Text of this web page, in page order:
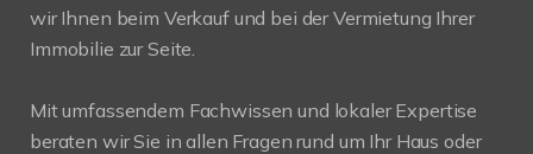
wir Ihnen beim Verkauf und bei der Vermietung Ihrer
Immobilie zur Seite.
Mit umfassendem Fachwissen und lokaler Expertise
beraten wir Sie in allen Fragen rund um Ihr Haus oder